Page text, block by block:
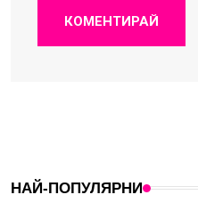
КОМЕНТИРАЙ
НАЙ-ПОПУЛЯРНИ